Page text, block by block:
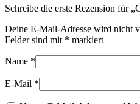
Schreibe die erste Rezension für
Deine E-Mail-Adresse wird nicht
Felder sind mit * markiert
Name *
E-Mail *